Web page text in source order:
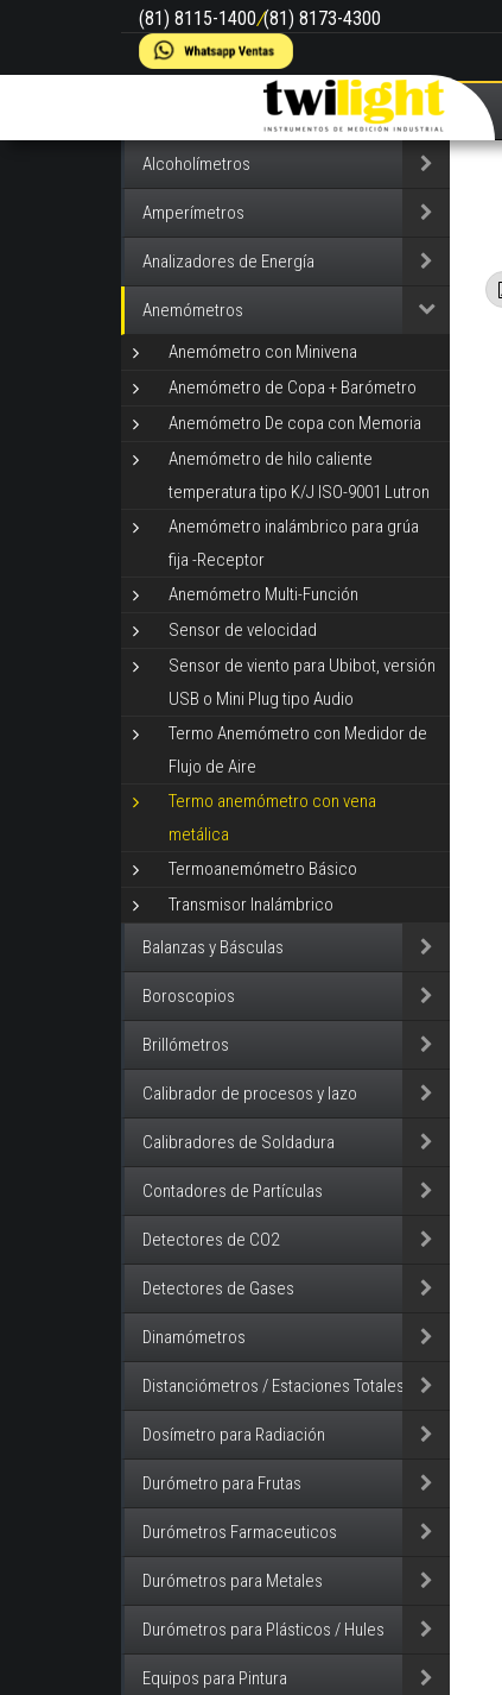
(81) 8115-1400/(81) 8173-4300
Alcoholímetros
Amperímetros
Analizadores de Energía
Anemómetros
Anemómetro con Minivena
Anemómetro de Copa + Barómetro
Anemómetro De copa con Memoria
Anemómetro de hilo caliente
temperatura tipo K/J ISO-9001 Lutron
Anemómetro inalámbrico para grúa
fija -Receptor
Anemómetro Multi-Función
Sensor de velocidad
Sensor de viento para Ubibot, versión
USB o Mini Plug tipo Audio
Termo Anemómetro con Medidor de
Flujo de Aire
Termo anemómetro con vena
metálica
Termoanemómetro Básico
Transmisor Inalámbrico
Balanzas y Básculas
Boroscopios
Brillómetros
Calibrador de procesos y lazo
Calibradores de Soldadura
Contadores de Partículas
Detectores de CO2
Detectores de Gases
Dinamómetros
Distanciómetros / Estaciones Totales
Dosímetro para Radiación
Durómetro para Frutas
Durómetros Farmaceuticos
Durómetros para Metales
Durómetros para Plásticos / Hules
Equipos para Pintura